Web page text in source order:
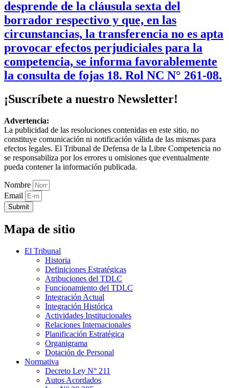
desprende de la cláusula sexta del
borrador respectivo y que, en las
circunstancias, la transferencia no es apta
provocar efectos perjudiciales para la
competencia, se informa favorablemente
la consulta de fojas 18. Rol NC N° 261-08.
¡Suscríbete a nuestro Newsletter!
Advertencia:
La publicidad de las resoluciones contenidas en este sitio, no
constituye comunicación ni notificación válida de las mismas para
efectos legales. El Tribunal de Defensa de la Libre Competencia no
se responsabiliza por los errores u omisiones que eventualmente
pueda contener la información publicada.
Nombre
Email
Submit
Mapa de sitio
El Tribunal
Historia
Definiciones Estratégicas
Atribuciones del TDLC
Funcionamiento del TDLC
Integración Actual
Integración Histórica
Actividades Institucionales
Relaciones Internacionales
Planificación Estratégica
Organigrama
Dotación de Personal
Normativa
Decreto Ley N° 211
Autos Acordados